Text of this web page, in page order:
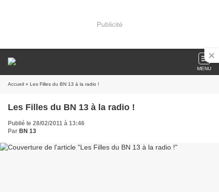
Publicité
MENU
Accueil » Les Filles du BN 13 à la radio !
Les Filles du BN 13 à la radio !
Publié le 28/02/2011 à 13:46
Par BN 13